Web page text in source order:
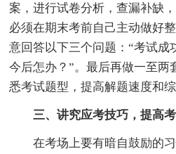
案，进行试卷分析，查漏补缺
必须在期末考前自己主动做好
意回答以下三个问题：“考试成
今后怎办？”。最后再做一至两
悉考试题型，提高解题速度和综
三、讲究应考技巧，提高
在考场上要有暗自鼓励的习